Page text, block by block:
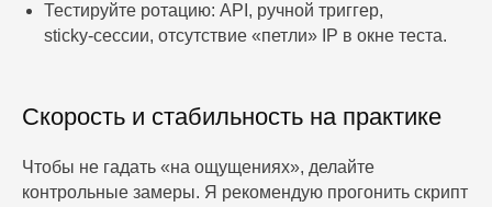
Тестируйте ротацию: API, ручной триггер,
sticky‑сессии, отсутствие «петли» IP в окне теста.
Скорость и стабильность на практике
Чтобы не гадать «на ощущениях», делайте
контрольные замеры. Я рекомендую прогонить скрипт